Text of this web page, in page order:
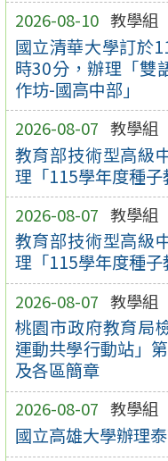
2026-08-10 教學組
國立清華大學訂於
時30分，辦理「雙
作坊-國高中部」
2026-08-07 教學組
教育部技術型高級
理「115學年度種子
2026-08-07 教學組
教育部技術型高級
理「115學年度種子
2026-08-07 教學組
桃園市政府教育局
運動共學行動站」
及各區簡章
2026-08-07 教學組
國立高雄大學辦理